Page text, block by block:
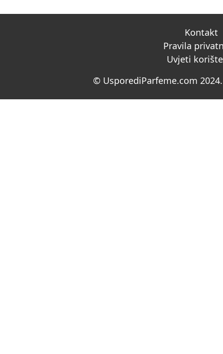
Kontakt
Pravila
Uvjeti
© UsporediParfeme.com